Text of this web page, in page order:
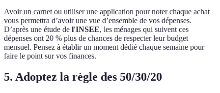
Avoir un carnet ou utiliser une application pour noter chaque achat
vous permettra d’avoir une vue d’ensemble de vos dépenses.
D’après une étude de l'INSEE, les ménages qui suivent ces
dépenses ont 20 % plus de chances de respecter leur budget
mensuel. Pensez à établir un moment dédié chaque semaine pour
faire le point sur vos finances.
5. Adoptez la règle des 50/30/20